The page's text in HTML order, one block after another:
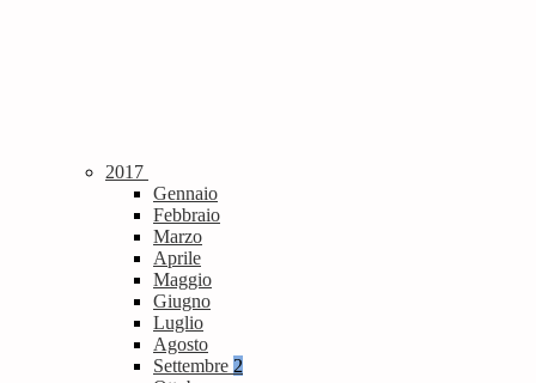
2017
Gennaio
Febbraio
Marzo
Aprile
Maggio
Giugno
Luglio
Agosto
Settembre 2